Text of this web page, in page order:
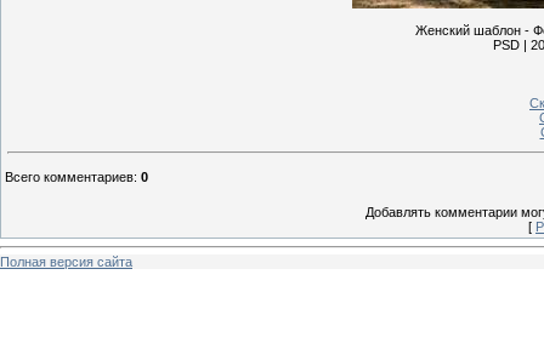
Женский шаблон -
PSD |
Всего комментариев: 0
Добавлять комментарии
[
Полная версия сайта